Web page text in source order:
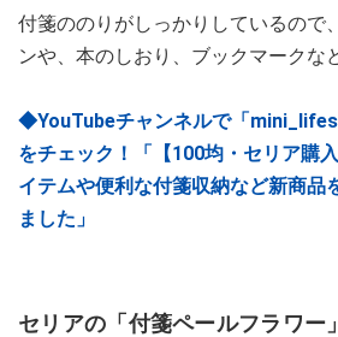
付箋ののりがしっかりしているので
ンや、本のしおり、ブックマークな
◆YouTubeチャンネルで「
をチェック！「【100均・セリア購
イテムや便利な付箋収納など新商品
ました」
セリアの「付箋ペールフラワー